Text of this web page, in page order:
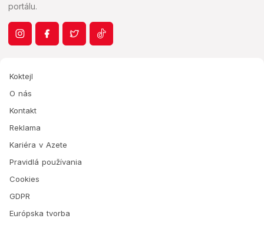
portálu.
Koktejl
O nás
Kontakt
Reklama
Kariéra v Azete
Pravidlá používania
Cookies
GDPR
Európska tvorba